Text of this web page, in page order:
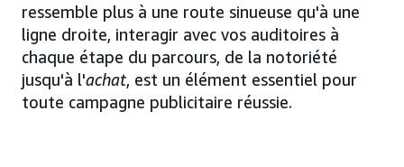
ressemble plus à une route sinueuse qu'à une
ligne droite, interagir avec vos auditoires à
chaque étape du parcours, de la notoriété
jusqu'à l'achat, est un élément essentiel pour
toute campagne publicitaire réussie.